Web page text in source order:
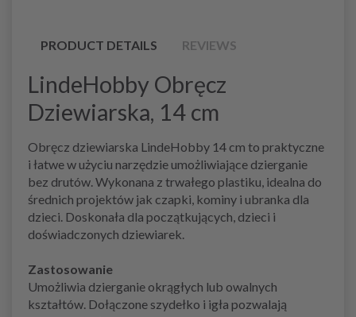
PRODUCT DETAILS REVIEWS
LindeHobby Obręcz
Dziewiarska, 14 cm
Obręcz dziewiarska LindeHobby 14 cm to praktyczne
i łatwe w użyciu narzędzie umożliwiające dzierganie
bez drutów. Wykonana z trwałego plastiku, idealna do
średnich projektów jak czapki, kominy i ubranka dla
dzieci. Doskonała dla początkujących, dzieci i
doświadczonych dziewiarek.
Zastosowanie
Umożliwia dzierganie okrągłych lub owalnych
kształtów. Dołączone szydełko i igła pozwalają